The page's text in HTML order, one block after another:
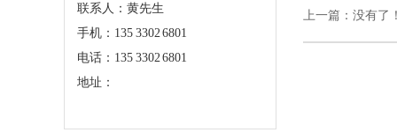
联系人：黄先生
手机：135 3302 6801
电话：135 3302 6801
地址：
上一篇：没有了